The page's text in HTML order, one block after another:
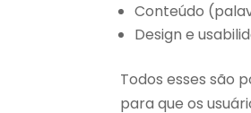
Conteúdo
Design e
Todos esses são
para que os